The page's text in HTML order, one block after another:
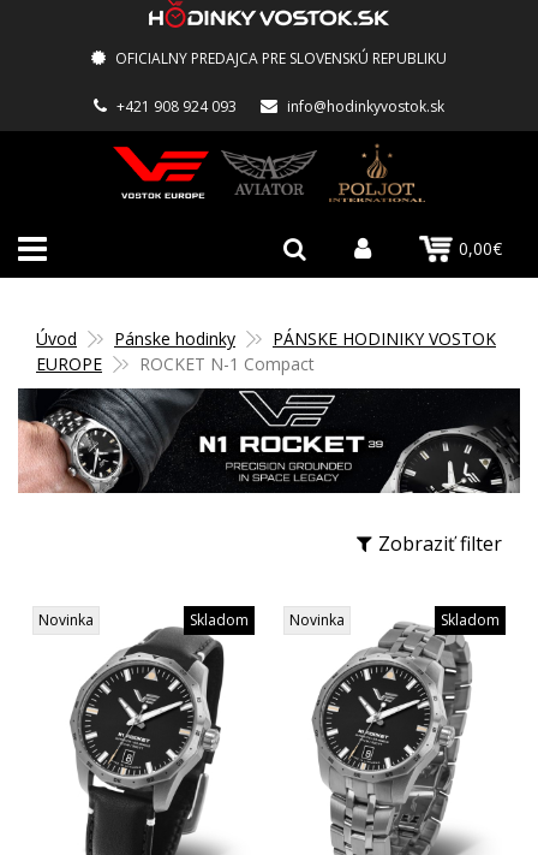
OFICIALNY PREDAJCA PRE SLOVENSKÚ REPUBLIKU
+421 908 924 093 info@hodinkyvostok.sk
0,00€
Úvod Pánske hodinky
PÁNSKE HODINIKY VOSTOK
EUROPE
ROCKET N-1 Compact
Zobraziť filter
Novinka Skladom Novinka Skladom